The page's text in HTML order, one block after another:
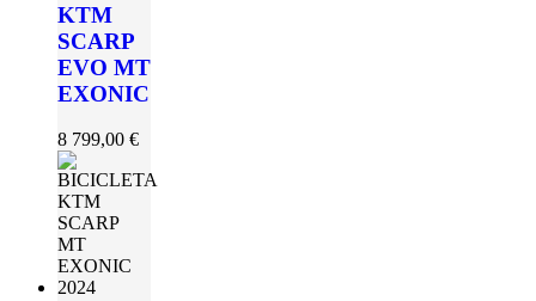
KTM
SCARP
EVO MT
EXONIC
8 799,00 €